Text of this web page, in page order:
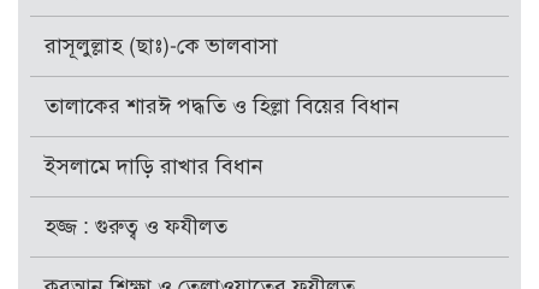
রাসূলুল্লাহ (ছাঃ)-কে ভালবাসা
তালাকের শারঈ পদ্ধতি ও হিল্লা বিয়ের বিধান
ইসলামে দাড়ি রাখার বিধান
হজ্জ : গুরুত্ব ও ফযীলত